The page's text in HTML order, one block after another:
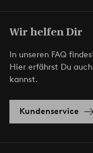
Wir helfen Dir
In unseren FAQ
Hier erfährst Du
kannst.
Kundenservice